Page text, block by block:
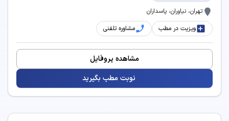
تهران، نیاوران، پاسداران
ویزیت در مطب
مشاوره تلفنی
مشاهده پروفایل
نوبت مطب بگیرید